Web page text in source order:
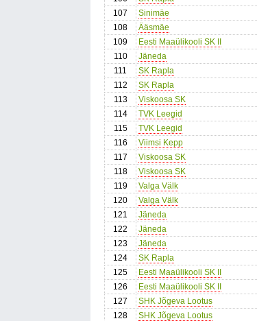
107
Sinimäe
108
Ääsmäe
109
Eesti Maaülikooli SK II
110
Jäneda
111
SK Rapla
112
SK Rapla
113
Viskoosa SK
114
TVK Leegid
115
TVK Leegid
116
Viimsi Kepp
117
Viskoosa SK
118
Viskoosa SK
119
Valga Välk
120
Valga Välk
121
Jäneda
122
Jäneda
123
Jäneda
124
SK Rapla
125
Eesti Maaülikooli SK II
126
Eesti Maaülikooli SK II
127
SHK Jõgeva Lootus
128
SHK Jõgeva Lootus